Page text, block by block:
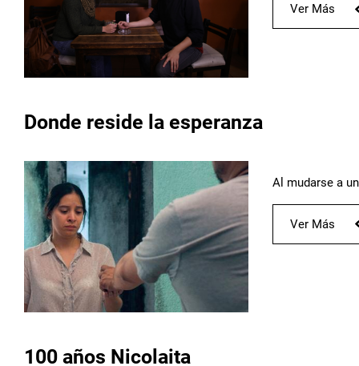
Ver Más
Donde reside la esperanza
Al mudarse a
Ver Más
100 años Nicolaita